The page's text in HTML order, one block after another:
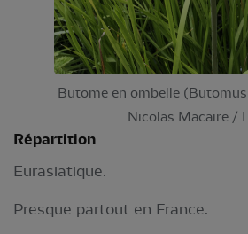
Butome en ombelle
Nicolas Macaire /
Répartition
Eurasiatique.
Presque partout en France.